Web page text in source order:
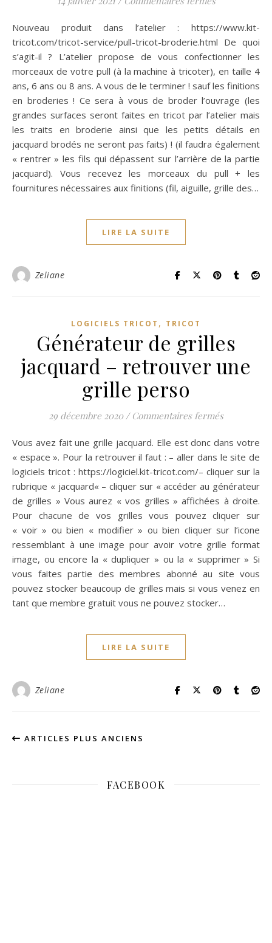
Nouveau produit dans l’atelier : https://www.kit-
tricot.com/tricot-service/pull-tricot-broderie.html De quoi
s’agit-il ? L’atelier propose de vous confectionner les
morceaux de votre pull (à la machine à tricoter), en taille 4
ans, 6 ans ou 8 ans. A vous de le terminer ! sauf les finitions
en broderies ! Ce sera à vous de broder l’ouvrage (les
grandes surfaces seront faites en tricot par l’atelier mais
les traits en broderie ainsi que les petits détails en
jacquard brodés ne seront pas faits) ! (il faudra également
« rentrer » les fils qui dépassent sur l’arrière de la partie
jacquard). Vous recevez les morceaux du pull + les
fournitures nécessaires aux finitions (fil, aiguille, grille des…
LIRE LA SUITE
Zeliane
LOGICIELS TRICOT , TRICOT
Générateur de grilles
jacquard – retrouver une
grille perso
29 décembre 2020 / Commentaires ferméssur
Vous avez fait une grille jacquard. Elle est donc dans votre
« espace ». Pour la retrouver il faut : – aller dans le site de
logiciels tricot : https://logiciel.kit-tricot.com/– cliquer sur la
rubrique « jacquard« – cliquer sur « accéder au générateur
de grilles » Vous aurez « vos grilles » affichées à droite.
Pour chacune de vos grilles vous pouvez cliquer sur
« voir » ou bien « modifier » ou bien cliquer sur l’icone
ressemblant à une image pour avoir votre grille format
image, ou encore la « dupliquer » ou la « supprimer » Si
vous faites partie des membres abonné au site vous
pouvez stocker beaucoup de grilles mais si vous venez en
tant que membre gratuit vous ne pouvez stocker…
LIRE LA SUITE
Zeliane
ARTICLES PLUS ANCIENS
FACEBOOK